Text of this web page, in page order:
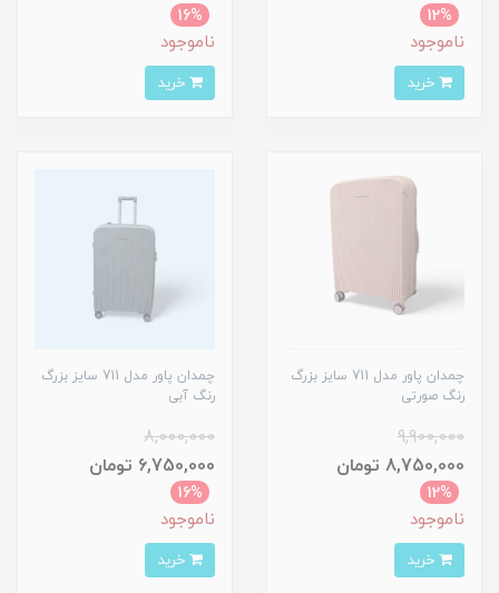
12%
ناموجود
16%
ناموجود
چمدان پاور مدل 711 سایز بزرگ
رنگ صورتی
9,900,000
8,750,000 تومان
12%
ناموجود
چمدان پاور مدل 711 سایز بزرگ
رنگ آبی
8,000,000
6,750,000 تومان
16%
ناموجود